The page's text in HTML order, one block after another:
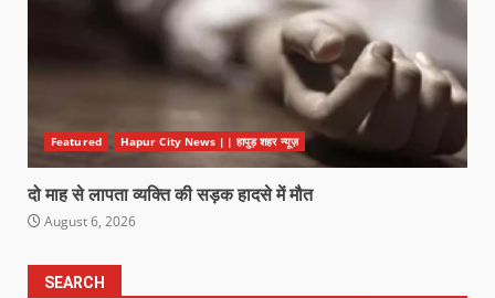
Featured Hapur City News || हापुड़ शहर न्यूज़
दो माह से लापता व्यक्ति की सड़क हादसे में मौत
August 6, 2026
SEARCH